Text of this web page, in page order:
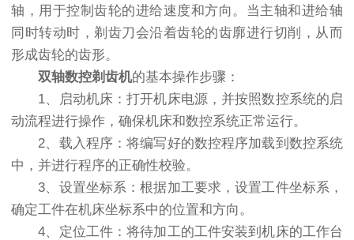
轴，用于控制齿轮的进给速度和方向。当主轴和进给轴
同时转动时，剃齿刀会沿着齿轮的齿廓进行切削，从而
形成齿轮的齿形。
双轴数控剃齿机的基本操作步骤：
1、启动机床：打开机床电源，并按照数控系统的启
动流程进行操作，确保机床和数控系统正常运行。
2、载入程序：将编写好的数控程序加载到数控系统
中，并进行程序的正确性校验。
3、设置坐标系：根据加工要求，设置工件坐标系，
确定工件在机床坐标系中的位置和方向。
4、定位工件：将待加工的工件安装到机床的工作台